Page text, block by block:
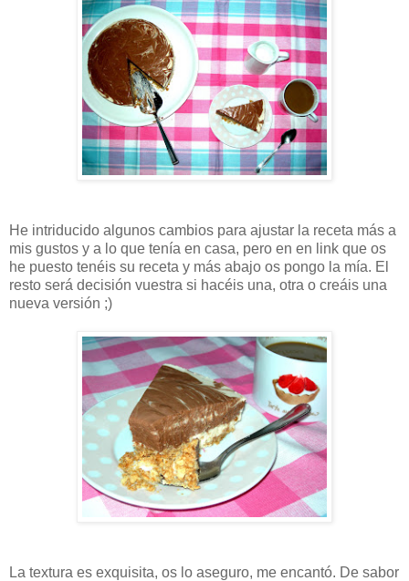
He intriducido algunos cambios para ajustar la receta más a
mis gustos y a lo que tenía en casa, pero en en link que os
he puesto tenéis su receta y más abajo os pongo la mía. El
resto será decisión vuestra si hacéis una, otra o creáis una
nueva versión ;)
La textura es exquisita, os lo aseguro, me encantó. De sabor